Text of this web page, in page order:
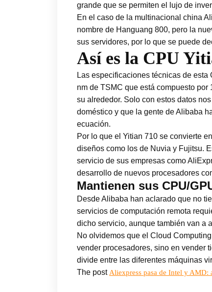
grande que se permiten el lujo de
En el caso de la multinacional china
nombre de Hanguang 800, pero la
sus servidores, por lo que se puede
Así es la CPU
Las especificaciones técnicas de
nm de TSMC que está compuesto por
su alrededor. Solo con estos datos
doméstico y que la gente de Alibaba
ecuación.
Por lo que el Yitian 710 se convierte
diseños como los de Nuvia y Fujitsu.
servicio de sus empresas como
desarrollo de nuevos procesadores
Mantienen sus CPU/
Desde Alibaba han aclarado que no
servicios de computación remota
dicho servicio, aunque también van a
No olvidemos que el Cloud
vender procesadores, sino en vender
divide entre las diferentes máquinas
The post Aliexpress pasa de Intel y AMD: